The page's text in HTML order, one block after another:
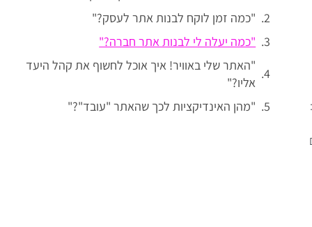
"כמה זמן לוקח לבנות אתר לעסק?"
"כמה יעלה לי לבנות אתר חברה?"
"האתר שלי באוויר! איך אוכל לחשוף את קהל היעד
אליו?"
"מהן האינדיקציות לכך שהאתר "עובד"?"